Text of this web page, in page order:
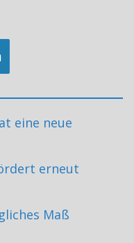
eine neue
erneut
Maß